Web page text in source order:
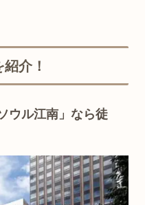
介！
ウル江南」なら徒